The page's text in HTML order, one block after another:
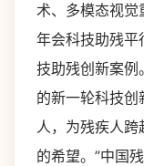
术、多模态视
年会科技助残平
技助残创新案例
的新一轮科技
人，为残疾人
的希望。”中国